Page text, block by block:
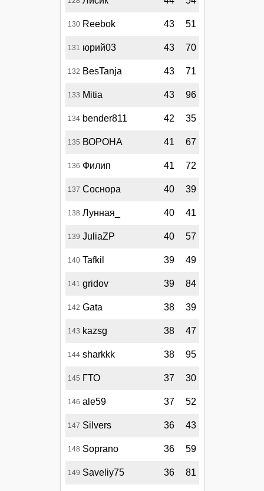
130 Reebok 43 51
131 юрий03 43 70
132 BesTanja 43 71
133 Mitia 43 96
134 bender811 42 35
135 ВОРОНА 41 67
136 Филип 41 72
137 Соснора 40 39
138 Лунная_ 40 41
139 JuliaZP 40 57
140 Tafkil 39 49
141 gridov 39 84
142 Gata 38 39
143 kazsg 38 47
144 sharkkk 38 95
145 ГТО 37 30
146 ale59 37 52
147 Silvers 36 43
148 Soprano 36 59
149 Saveliy75 36 81